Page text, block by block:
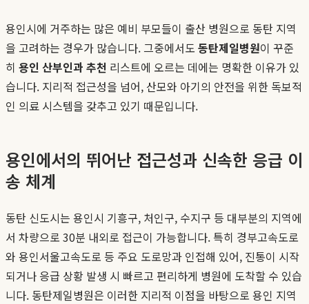
용인시에 거주하는 많은 예비 부모들이 출산 병원으로 동탄 지역
을 고려하는 경우가 많습니다. 그중에서도 동탄제일병원이 꾸준
히 용인 산부인과 추천 리스트에 오르는 데에는 명확한 이유가 있
습니다. 지리적 접근성을 넘어, 산모와 아기의 안전을 위한 독보적
인 의료 시스템을 갖추고 있기 때문입니다.
용인에서의 뛰어난 접근성과 신속한 응급 이
송 체계
동탄 신도시는 용인시 기흥구, 처인구, 수지구 등 대부분의 지역에
서 차량으로 30분 내외로 접근이 가능합니다. 특히 경부고속도로
와 용인서울고속도로 등 주요 도로망과 인접해 있어, 진통이 시작
되거나 응급 상황 발생 시 빠르고 편리하게 병원에 도착할 수 있습
니다. 동탄제일병원은 이러한 지리적 이점을 바탕으로 용인 지역